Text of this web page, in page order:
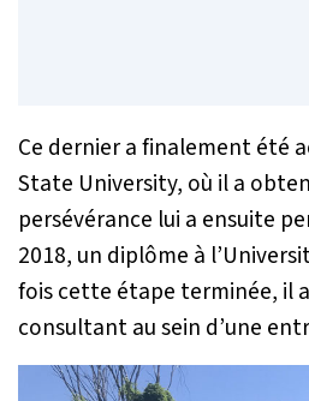
Ce dernier a finalement été
State University, où il a
persévérance lui a ensuite
2018, un diplôme à
fois cette étape terminée, il
consultant au sein d’une